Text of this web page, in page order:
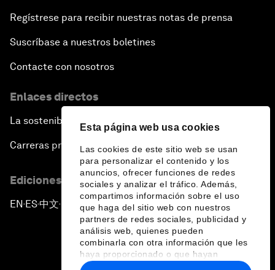
Esta página web usa cookies
Las cookies de este sitio web se usan
para personalizar el contenido y los
anuncios, ofrecer funciones de redes
sociales y analizar el tráfico. Además,
compartimos información sobre el uso
que haga del sitio web con nuestros
partners de redes sociales, publicidad y
análisis web, quienes pueden
combinarla con otra información que les
haya proporcionado o que hayan
recopilado a partir del uso que haya
Regístrese para recibir nuestras notas de prensa
Suscríbase a nuestros boletines
Contacte con nosotros
Enlaces directos
La sostenibilidad en el Foro
Carreras profesionales
Ediciones en otros idiomas
EN ▪ ES▪中文▪ 日本語